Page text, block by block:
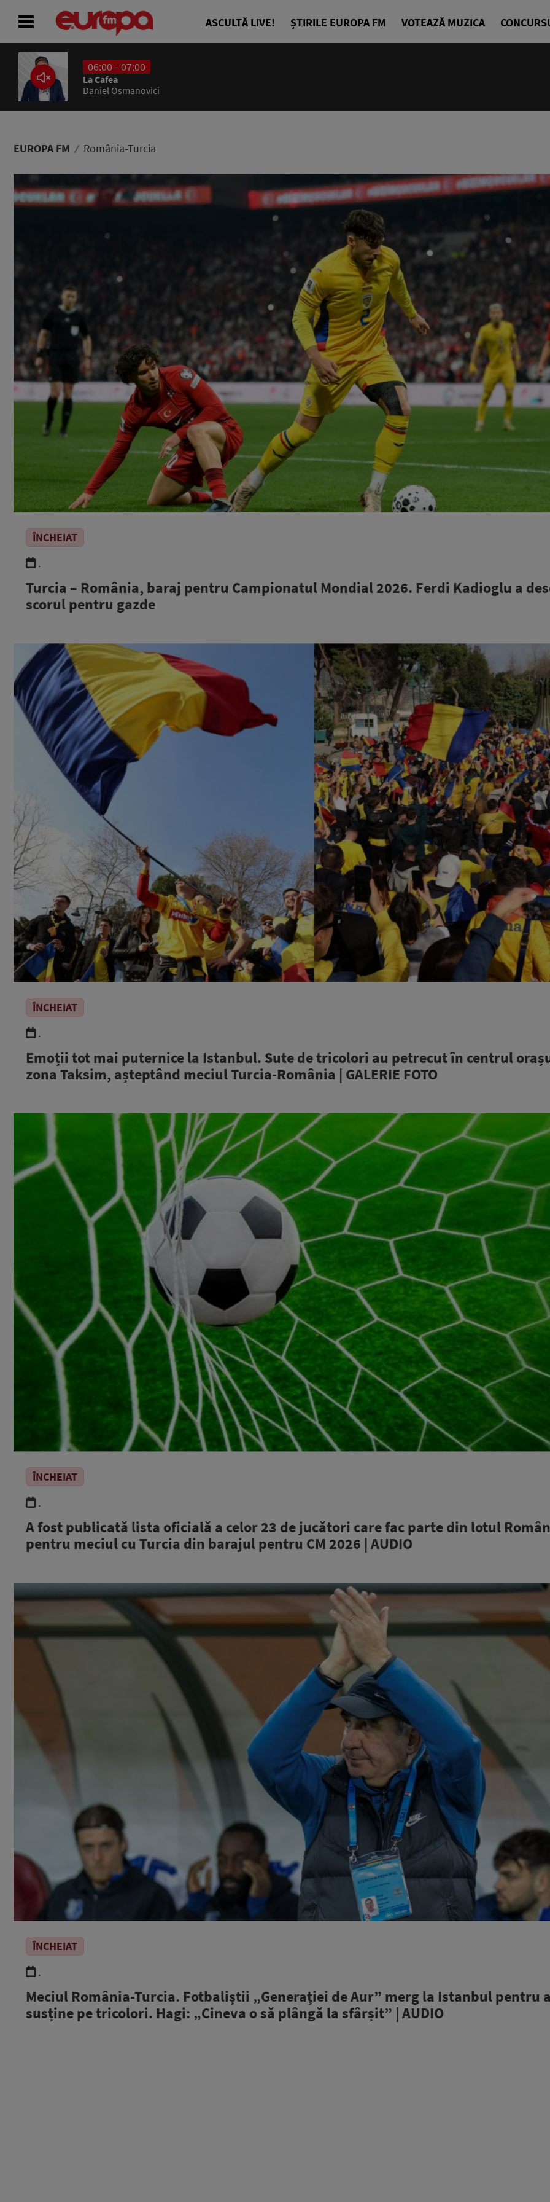
ASCULTĂ LIVE! ȘTIRILE EUROPA FM VOTEAZĂ MUZICA
06:00 - 07:00
La Cafea
Daniel Osmanovici
EUROPA FM România-Turcia
ÎNCHEIAT
.
Turcia – România, baraj pentru Campionatul Mondial 2026. Ferdi Kadioglu a
scorul pentru gazde
ÎNCHEIAT
.
Emoții tot mai puternice la Istanbul. Sute de tricolori au petrecut în centrul
zona Taksim, așteptând meciul Turcia-România | GALERIE FOTO
ÎNCHEIAT
.
A fost publicată lista oficială a celor 23 de jucători care fac parte din lotul
pentru meciul cu Turcia din barajul pentru CM 2026 | AUDIO
ÎNCHEIAT
.
Meciul România-Turcia. Fotbaliștii „Generației de Aur” merg la Istanbul pentru
susține pe tricolori. Hagi: „Cineva o să plângă la sfârșit” | AUDIO
ACASĂ
ȘTIRI
PODCAST
ASCULTĂ LIVE